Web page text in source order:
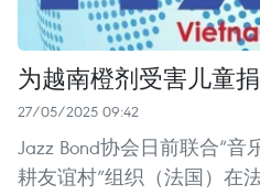
为越南橙剂受害儿童
27/05/2025 09:42
Jazz Bond协会日前联合“音
耕友谊村”组织（法国）在